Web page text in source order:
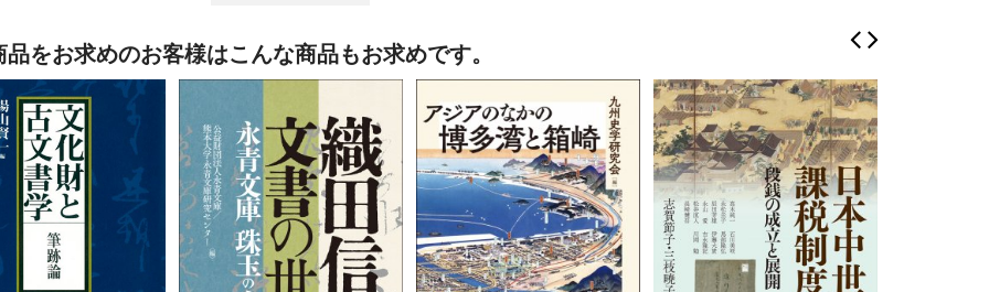
をお求めのお客様はこんな商品もお求めです。